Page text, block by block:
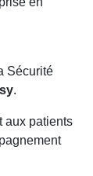
Sécurité
.
aux patients